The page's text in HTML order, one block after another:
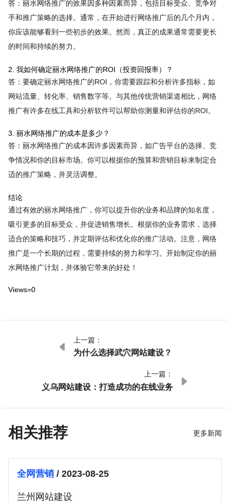
答：丽水网络推广的效果因多种因素而异，包括目标受众、竞争对
手和推广策略的选择。通常，在开始进行网络推广后的几个月内，
你应该能够看到一些初步的效果。然而，真正的成果通常需要更长
的时间和持续的努力。
2. 我如何确定丽水网络推广的ROI（投资回报率）？
答：要确定丽水网络推广的ROI，你需要跟踪和分析许多指标，如
网站流量、转化率、销售数字等。与其他传统营销渠道相比，网络
推广有许多在线工具和分析软件可以帮助你测量和评估你的ROI。
3. 丽水网络推广的成本是多少？
答：丽水网络推广的成本因许多因素而异，如广告平台的选择、竞
争情况和你的目标市场。你可以根据你的预算和营销目标来制定合
适的推广策略，并灵活调整。
结论
通过有效的丽水网络推广，你可以提升你的业务和品牌的知名度，
吸引更多的目标受众，并促进销售增长。根据你的业务需求，选择
适合的策略和技巧，并定期评估和优化你的推广活动。注意，网络
推广是一个长期的过程，需要持续的努力和学习。开始制定你的丽
水网络推广计划，并体验它带来的好处！
Views=0

上一篇：
为什么选择武穴网站建设？
上一篇：
义乌网站建设：打造成功的在线业务

相关推荐 更多新闻
全网营销/ 2023-08-25
兰州网站建设